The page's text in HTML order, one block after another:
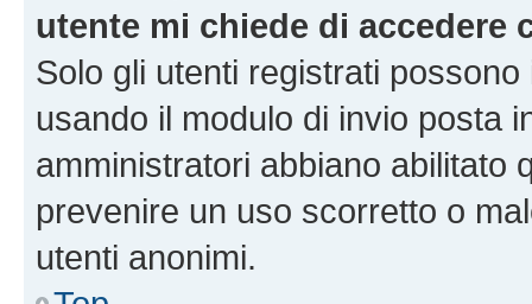
utente mi chiede di accedere
Solo gli utenti registrati
usando il modulo di invio posta
amministratori abbiano abilitato
prevenire un uso scorretto o
utenti anonimi.